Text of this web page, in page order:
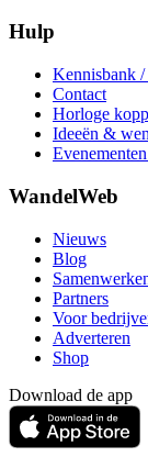
Hulp
Kennisbank
Contact
Horloge
Ideeën &
WandelWeb
Nieuws
Blog
Partners
Voor
Adverteren
Shop
Download de app